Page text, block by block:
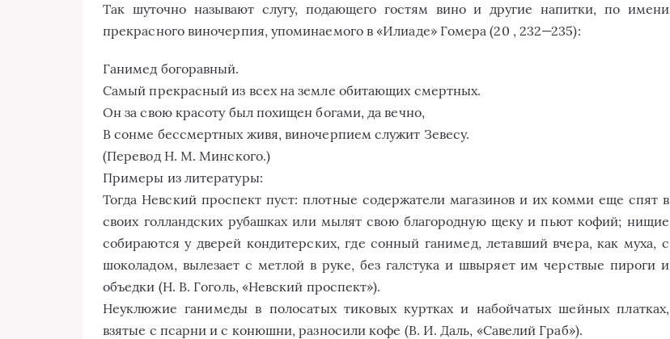
Так шуточно называют слугу, подающего гостям вино и другие напитки, по имени
прекрасного виночерпия, упоминаемого в «Илиаде» Гомера (20 , 232—235):
Ганимед богоравный.
Самый прекрасный из всех на земле обитающих смертных.
Он за свою красоту был похищен богами, да вечно,
В сонме бессмертных живя, виночерпием служит Зевесу.
(Перевод Н. М. Минского.)
Примеры из литературы:
Тогда Невский проспект пуст: плотные содержатели магазинов и их комми еще спят в
своих голландских рубашках или мылят свою благородную щеку и пьют кофий; нищие
собираются у дверей кондитерских, где сонный ганимед, летавший вчера, как муха, с
шоколадом, вылезает с метлой в руке, без галстука и швыряет им черствые пироги и
объедки (Н. В. Гоголь, «Невский проспект»).
Неуклюжие ганимеды в полосатых тиковых куртках и набойчатых шейных платках,
взятые с псарни и с конюшни, разносили кофе (В. И. Даль, «Савелий Граб»).